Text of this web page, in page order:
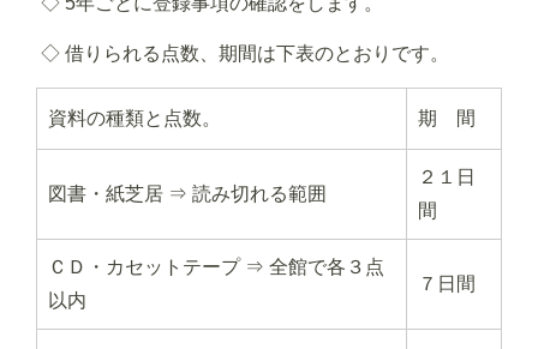
◇ 借りられる点数、期間は下表のとおりです。
資料の種類と点数。 期 間
図書・紙芝居 ⇒ 読み切れる範囲
２１日
間
ＣＤ・カセットテープ ⇒ 全館で各３点
以内
７日間